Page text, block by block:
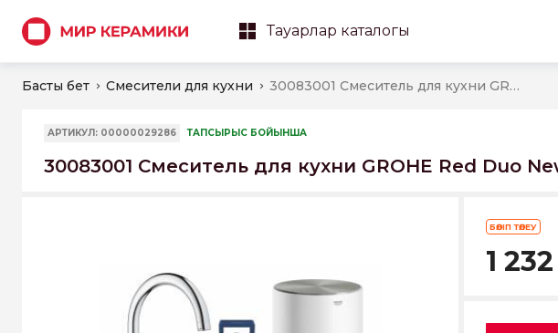
Тауарлар каталогы
Басты бет Смесители для кухни 30083001 Смеситель для кухни GROHE Red Duo New (бойлер M-size), хром
АРТИКУЛ: 00000029286 ТАПСЫРЫС БОЙЫНША
30083001 Смеситель для кухни GROHE Red Duo
БӨЛІП ТӨЛЕУ
1